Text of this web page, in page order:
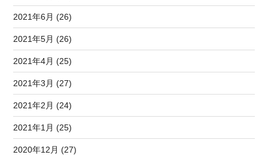
2021年6月 (26)
2021年5月 (26)
2021年4月 (25)
2021年3月 (27)
2021年2月 (24)
2021年1月 (25)
2020年12月 (27)